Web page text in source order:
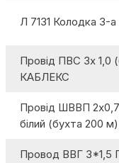
Л 7131 Колодка 3-
Провід ПВС 3х 1,0
КАБЛЕКС
Провід ШВВП
білий (бухта 200 м)
Провод ВВГ 3*1,5